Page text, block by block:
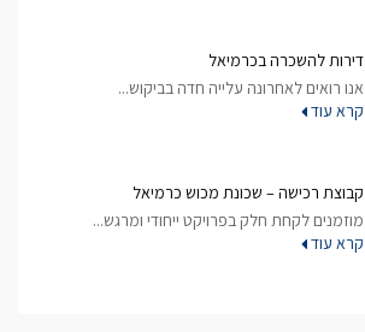
דירות להשכרה בכרמיאל
אנו רואים לאחרונה עלייה חדה בביקוש...
קרא עוד
קבוצת רכישה – שכונת מכוש כרמיאל
מוזמנים לקחת חלק בפרויקט ייחודי ומרגש...
קרא עוד